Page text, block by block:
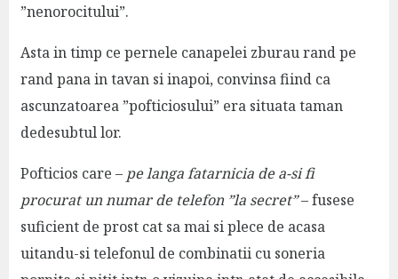
”nenorocitului”.
Asta in timp ce pernele canapelei zburau rand pe
rand pana in tavan si inapoi, convinsa fiind ca
ascunzatoarea ”pofticiosului” era situata taman
dedesubtul lor.
Pofticios care – pe langa fatarnicia de a-si fi
procurat un numar de telefon ”la secret”– fusese
suficient de prost cat sa mai si plece de acasa
uitandu-si telefonul de combinatii cu soneria